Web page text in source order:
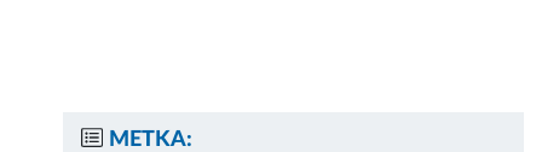
METKA: